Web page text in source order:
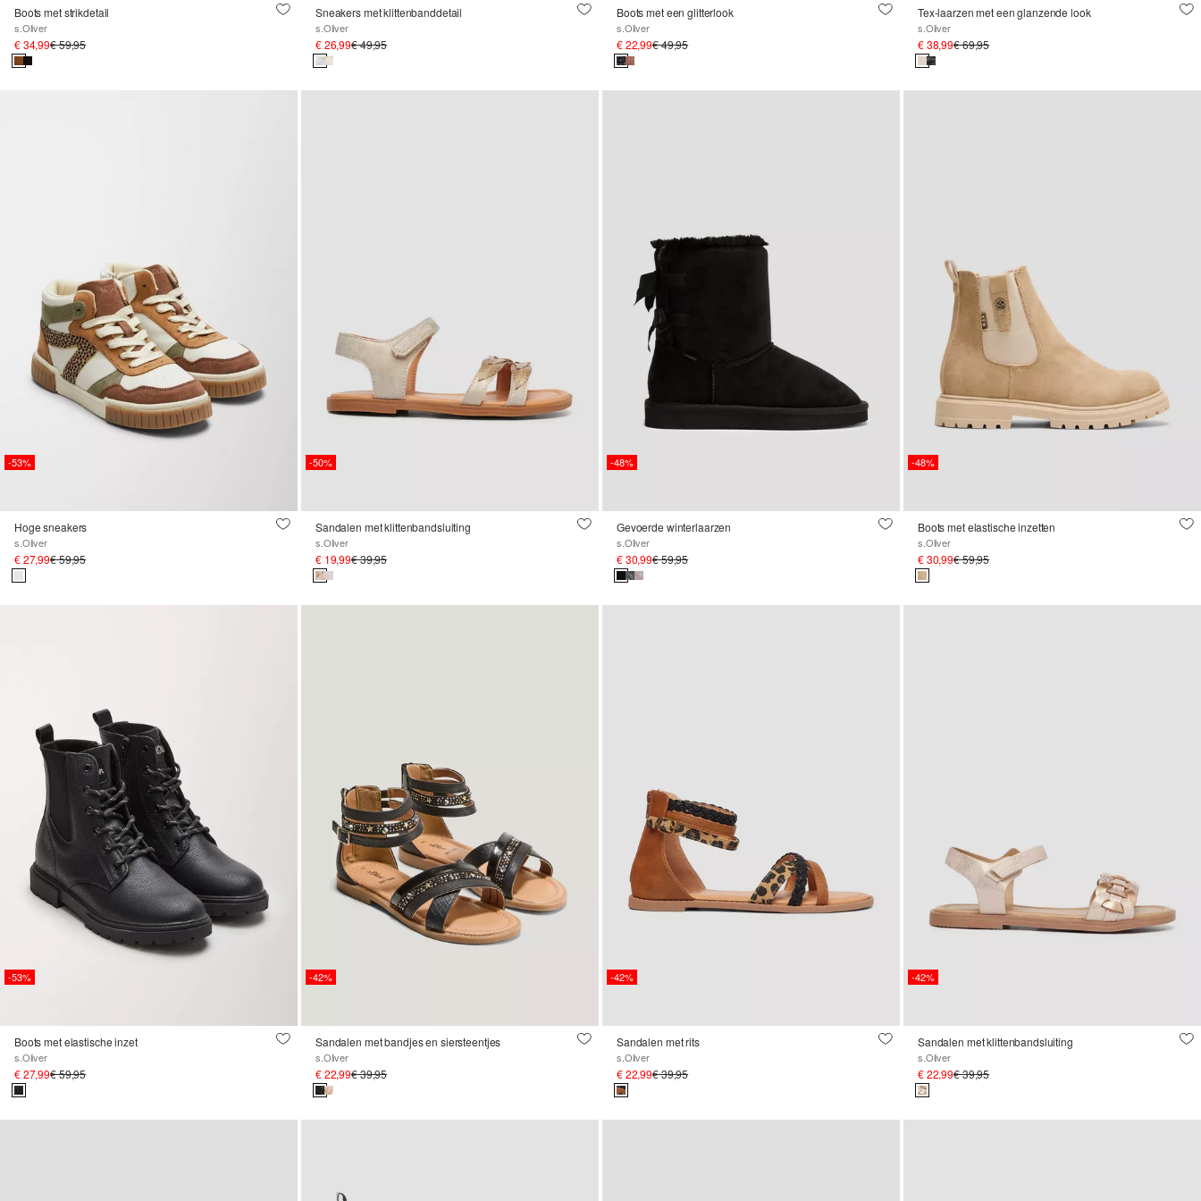
Boots met strikdetail
s.Oliver
€ 34,99€ 59,95
Sneakers met klittenbanddetail
s.Oliver
€ 26,99€ 49,95
Boots met een glitterlook
s.Oliver
€ 22,99€ 49,95
Tex-laarzen met een glanzende look
s.Oliver
€ 38,99€ 69,95
-53%
Hoge sneakers
s.Oliver
€ 27,99€ 59,95
-50%
Sandalen met klittenbandsluiting
s.Oliver
€ 19,99€ 39,95
-48%
Gevoerde winterlaarzen
s.Oliver
€ 30,99€ 59,95
-48%
Boots met elastische inzetten
s.Oliver
€ 30,99€ 59,95
-53%
Boots met elastische inzet
s.Oliver
€ 27,99€ 59,95
-42%
Sandalen met bandjes en siersteentjes
s.Oliver
€ 22,99€ 39,95
-42%
Sandalen met rits
s.Oliver
€ 22,99€ 39,95
-42%
Sandalen met klittenbandsluiting
s.Oliver
€ 22,99€ 39,95